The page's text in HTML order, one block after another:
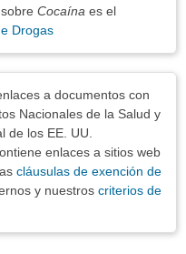
Cocaína es el
Drogas
a documentos con
Nacionales de la Salud y
de los EE. UU.
enlaces a sitios web
cláusulas de exención de
y nuestros criterios de